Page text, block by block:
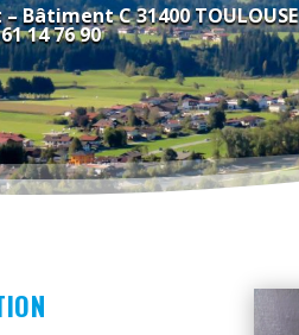
Bâtiment C 31400 TOULOUSE
14 76 90